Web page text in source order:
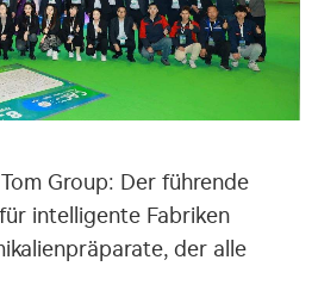
Group: Der führende
intelligente Fabriken
der alle